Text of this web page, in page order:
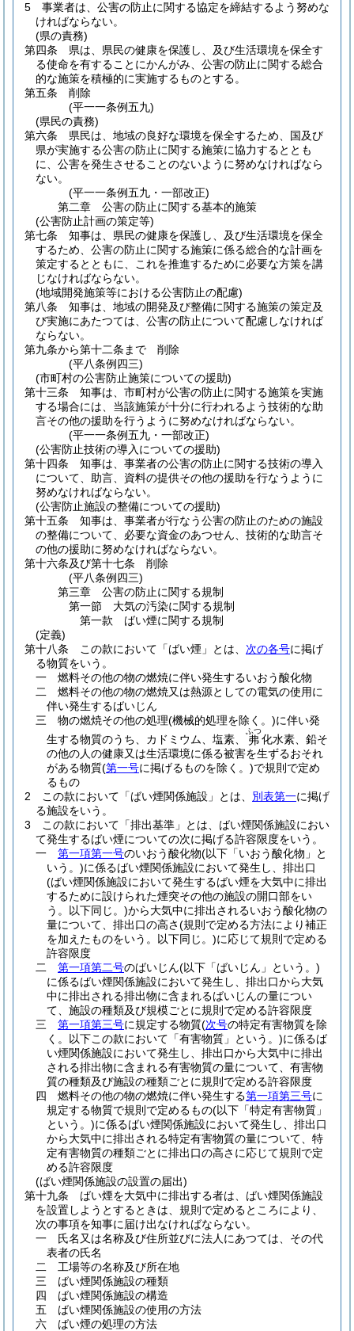
5
事業者は、公害の防止に関する協定を締結するよう努めな
ければならない。
(県の責務)
第四条
県は、県民の健康を保護し、及び生活環境を保全す
る使命を有することにかんがみ、公害の防止に関する総合
的な施策を積極的に実施するものとする。
第五条
削除
(平一一条例五九)
(県民の責務)
第六条
県民は、地域の良好な環境を保全するため、国及び
県が実施する公害の防止に関する施策に協力するととも
に、公害を発生させることのないように努めなければなら
ない。
(平一一条例五九・一部改正)
第二章
公害の防止に関する基本的施策
(公害防止計画の策定等)
第七条
知事は、県民の健康を保護し、及び生活環境を保全
するため、公害の防止に関する施策に係る総合的な計画を
策定するとともに、これを推進するために必要な方策を講
じなければならない。
(地域開発施策等における公害防止の配慮)
第八条
知事は、地域の開発及び整備に関する施策の策定及
び実施にあたつては、公害の防止について配慮しなければ
ならない。
第九条から第十二条まで
削除
(平八条例四三)
(市町村の公害防止施策についての援助)
第十三条
知事は、市町村が公害の防止に関する施策を実施
する場合には、当該施策が十分に行われるよう技術的な助
言その他の援助を行うように努めなければならない。
(平一一条例五九・一部改正)
(公害防止技術の導入についての援助)
第十四条
知事は、事業者の公害の防止に関する技術の導入
について、助言、資料の提供その他の援助を行なうように
努めなければならない。
(公害防止施設の整備についての援助)
第十五条
知事は、事業者が行なう公害の防止のための施設
の整備について、必要な資金のあつせん、技術的な助言そ
の他の援助に努めなければならない。
第十六条及び第十七条
削除
(平八条例四三)
第三章
公害の防止に関する規制
第一節
大気の汚染に関する規制
第一款
ばい煙に関する規制
(定義)
第十八条
この款において「ばい煙」とは、 次の各号に掲げ
る物質をいう。
一
燃料その他の物の燃焼に伴い発生するいおう酸化物
二
燃料その他の物の燃焼又は熱源としての電気の使用に
伴い発生するばいじん
三
物の燃焼その他の処理(機械的処理を除く。)に伴い発
生する物質のうち、カドミウム、塩素、
弗
ふつ
化水素、鉛そ
の他の人の健康又は生活環境に係る被害を生ずるおそれ
がある物質(第一号に掲げるものを除く。)で規則で定め
るもの
2
この款において「ばい煙関係施設」とは、 別表第一に掲げ
る施設をいう。
3
この款において「排出基準」とは、ばい煙関係施設におい
て発生するばい煙についての次に掲げる許容限度をいう。
一
第一項第一号のいおう酸化物(以下「いおう酸化物」と
いう。)に係るばい煙関係施設において発生し、排出口
(ばい煙関係施設において発生するばい煙を大気中に排出
するために設けられた煙突その他の施設の開口部をい
う。以下同じ。)から大気中に排出されるいおう酸化物の
量について、排出口の高さ(規則で定める方法により補正
を加えたものをいう。以下同じ。)に応じて規則で定める
許容限度
二
第一項第二号のばいじん(以下「ばいじん」という。)
に係るばい煙関係施設において発生し、排出口から大気
中に排出される排出物に含まれるばいじんの量につい
て、施設の種類及び規模ごとに規則で定める許容限度
三
第一項第三号に規定する物質(次号の特定有害物質を除
く。以下この款において「有害物質」という。)に係るば
い煙関係施設において発生し、排出口から大気中に排出
される排出物に含まれる有害物質の量について、有害物
質の種類及び施設の種類ごとに規則で定める許容限度
四
燃料その他の物の燃焼に伴い発生する第一項第三号に
規定する物質で規則で定めるもの(以下「特定有害物質」
という。)に係るばい煙関係施設において発生し、排出口
から大気中に排出される特定有害物質の量について、特
定有害物質の種類ごとに排出口の高さに応じて規則で定
める許容限度
(ばい煙関係施設の設置の届出)
第十九条
ばい煙を大気中に排出する者は、ばい煙関係施設
を設置しようとするときは、規則で定めるところにより、
次の事項を知事に届け出なければならない。
一
氏名又は名称及び住所並びに法人にあつては、その代
表者の氏名
二
工場等の名称及び所在地
三
ばい煙関係施設の種類
四
ばい煙関係施設の構造
五
ばい煙関係施設の使用の方法
六
ばい煙の処理の方法